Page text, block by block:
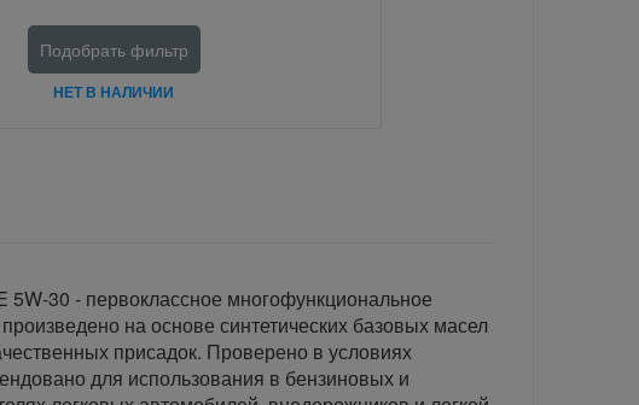
Подобрать фильтр
НЕТ В НАЛИЧИИ
5W-30 - первоклассное многофункциональное
на основе синтетических базовых масел
присадок. Проверено в условиях
для использования в бензиновых и